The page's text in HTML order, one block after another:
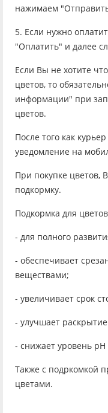
нажимаем
5. Если нужно
"Оплатить" и далее
Если Вы не хотите
цветов, то
информации" при
цветов.
После того как
уведомление на
При покупке цветов,
подкормку.
Подкормка для
- для полного
- обеспечивает
веществами;
- увеличивает срок
- улучшает
- снижает уровень рН
Также с подркомкой
цветами.